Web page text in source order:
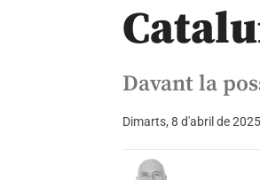
Davant la
Dimarts, 8 d'abril de 2025